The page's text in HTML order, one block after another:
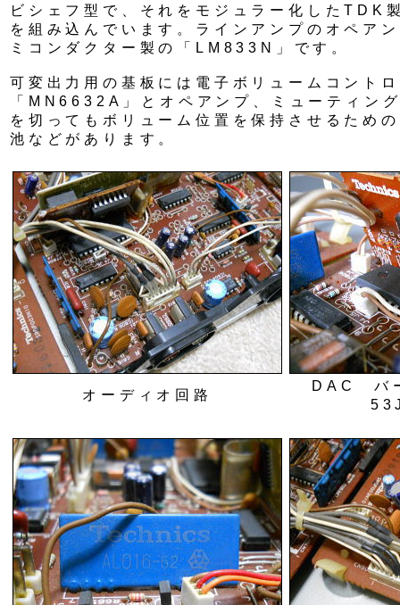
ビシェフ型で、それをモジュラー化した
を組み込んでいます。ラインアンプのオペア
ミコンダクター製の「LM833N」です。
可変出力用の基板には電子ボリュームコント
「MN6632A」とオペアンプ、ミューティン
を切ってもボリューム位置を保持させるため
池などがあります。
オーディオ回路
DAC バ